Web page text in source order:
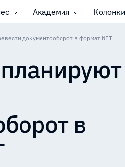
Академия Колонки
документооборот в формат NFT
в